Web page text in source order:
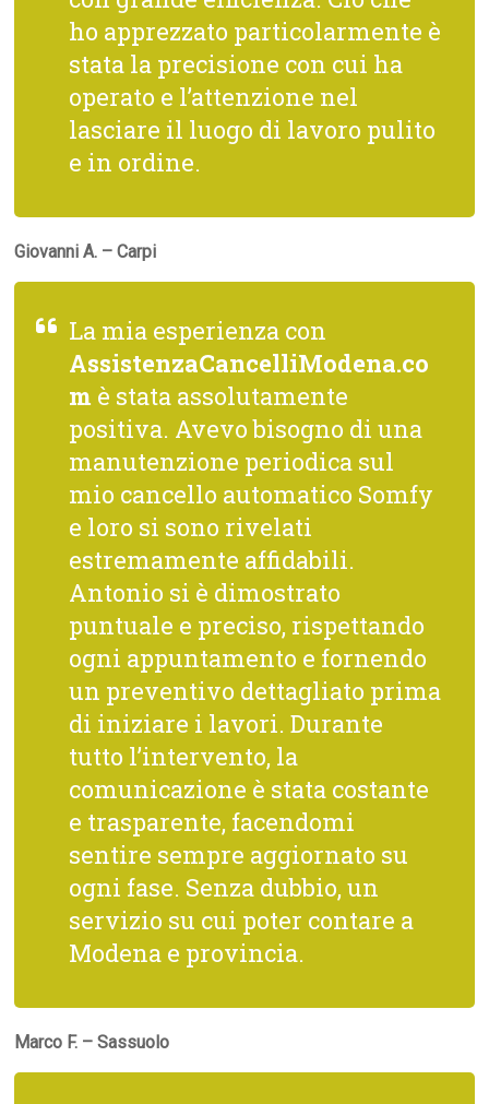
ho apprezzato particolarmente è
stata la precisione con cui ha
operato e l’attenzione nel
lasciare il luogo di lavoro pulito
e in ordine.
Giovanni A. – Carpi
La mia esperienza con
AssistenzaCancelliModena.co
m è stata assolutamente
positiva. Avevo bisogno di una
manutenzione periodica sul
mio cancello automatico Somfy
e loro si sono rivelati
estremamente affidabili.
Antonio si è dimostrato
puntuale e preciso, rispettando
ogni appuntamento e fornendo
un preventivo dettagliato prima
di iniziare i lavori. Durante
tutto l’intervento, la
comunicazione è stata costante
e trasparente, facendomi
sentire sempre aggiornato su
ogni fase. Senza dubbio, un
servizio su cui poter contare a
Modena e provincia.
Marco F. – Sassuolo